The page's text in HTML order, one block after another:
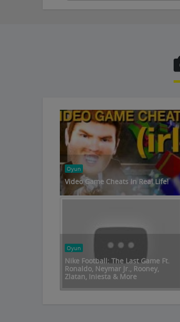
Oyun
Video Game Cheats In Real Life!
Oyun
Nike Football: The Last Game Ft.
Ronaldo, Neymar Jr., Rooney,
Zlatan, Iniesta & More